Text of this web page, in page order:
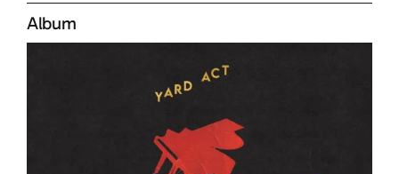
Album